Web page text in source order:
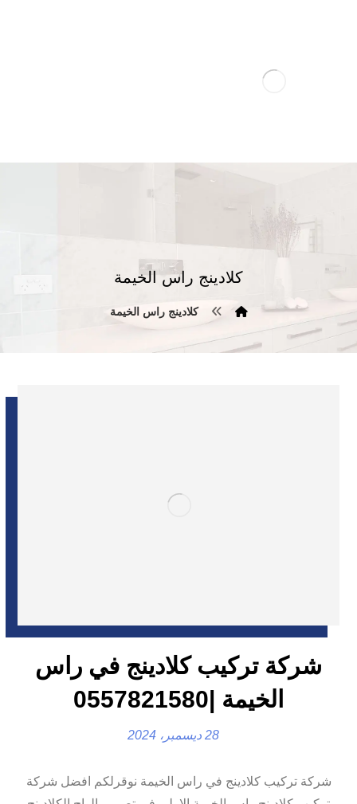
كلادينج راس الخيمة
كلادينج راس الخيمة
شركة تركيب كلادينج في راس
الخيمة |0557821580
28 ديسمبر، 2024
شركة تركيب كلادينج في راس الخيمة نوقرلكم افضل شركة